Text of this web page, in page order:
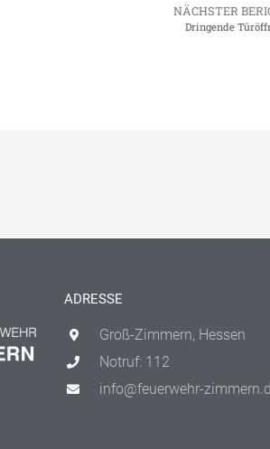
NÄCHSTER
Dringende
ADRESSE
Groß-Zimmern, Hessen
Notruf: 112
info@feuerwehr-